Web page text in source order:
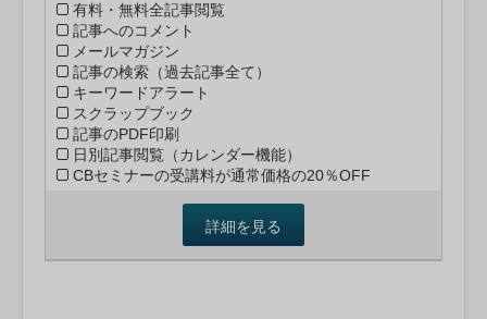
有料・無料全記事閲覧
記事へのコメント
メールマガジン
記事の検索（過去記事全て）
キーワードアラート
スクラップブック
記事のPDF印刷
日別記事閲覧（カレンダー機能）
CBセミナーの受講料が通常価格の20％OFF
詳細を見る